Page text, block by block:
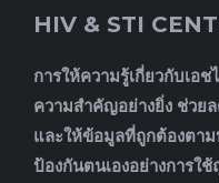
HIV & STI
การให้ความรู้เกี่ยวกับเอ
ความสำคัญอย่างยิ่ง ช่วย
และให้ข้อมูลที่ถูกต้องตาม
ป้องกันตนเองอย่างการใ